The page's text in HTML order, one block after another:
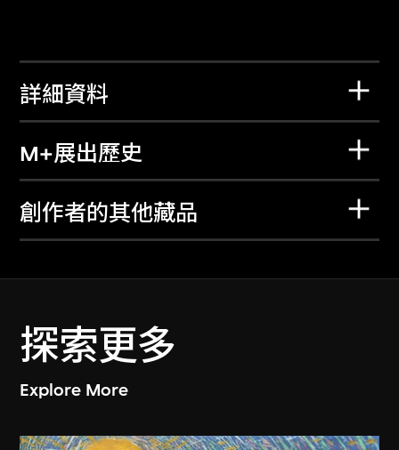
詳細資料
M+展出歷史
創作者的其他藏品
探索更多
Explore More